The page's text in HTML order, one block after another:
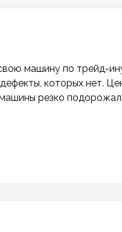
машину по трейд-
которых нет.
резко